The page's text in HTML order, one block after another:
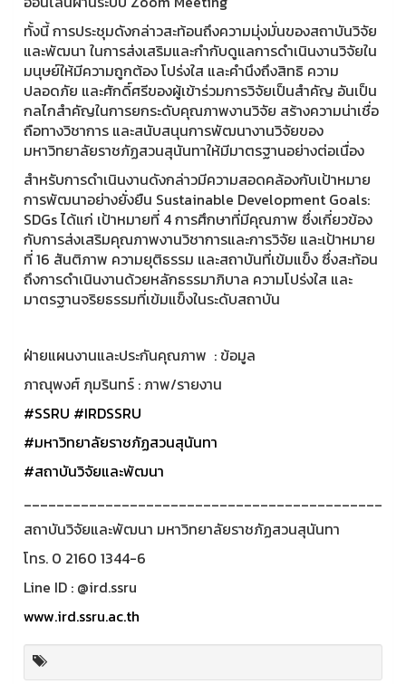
ทั้งนี้ การประชุมดังกล่าวสะท้อนถึงความมุ่งมั่นของสถาบันวิจัย
และพัฒนา ในการส่งเสริมและกำกับดูแลการดำเนินงานวิจัยใน
มนุษย์ให้มีความถูกต้อง โปร่งใส และคำนึงถึงสิทธิ ความ
ปลอดภัย และศักดิ์ศรีของผู้เข้าร่วมการวิจัยเป็นสำคัญ อันเป็น
กลไกสำคัญในการยกระดับคุณภาพงานวิจัย สร้างความน่าเชื่อ
ถือทางวิชาการ และสนับสนุนการพัฒนางานวิจัยของ
มหาวิทยาลัยราชภัฏสวนสุนันทาให้มีมาตรฐานอย่างต่อเนื่อง
สำหรับการดำเนินงานดังกล่าวมีความสอดคล้องกับเป้าหมาย
การพัฒนาอย่างยั่งยืน Sustainable Development Goals:
SDGs ได้แก่ เป้าหมายที่ 4 การศึกษาที่มีคุณภาพ ซึ่งเกี่ยวข้อง
กับการส่งเสริมคุณภาพงานวิชาการและการวิจัย และเป้าหมาย
ที่ 16 สันติภาพ ความยุติธรรม และสถาบันที่เข้มแข็ง ซึ่งสะท้อน
ถึงการดำเนินงานด้วยหลักธรรมาภิบาล ความโปร่งใส และ
มาตรฐานจริยธรรมที่เข้มแข็งในระดับสถาบัน
ฝ่ายแผนงานและประกันคุณภาพ : ข้อมูล
ภาณุพงศ์ ภุมรินทร์ : ภาพ/รายงาน
#SSRU #IRDSSRU
#มหาวิทยาลัยราชภัฏสวนสุนันทา
#สถาบันวิจัยและพัฒนา
____________________________________________
สถาบันวิจัยและพัฒนา มหาวิทยาลัยราชภัฏสวนสุนันทา
โทร. 0 2160 1344-6
Line ID : @ird.ssru
www.ird.ssru.ac.th